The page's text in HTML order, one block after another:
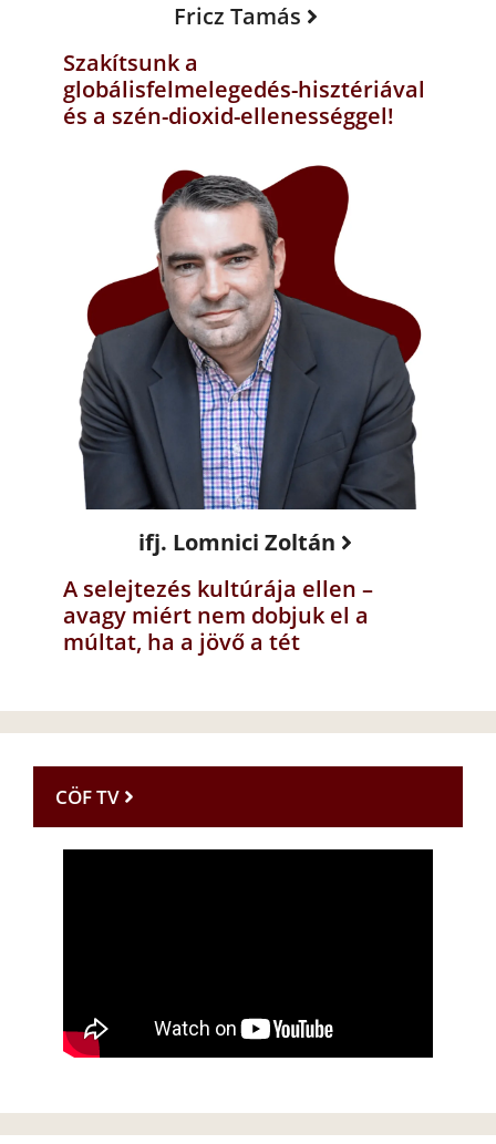
Fricz Tamás
Szakítsunk a
globálisfelmelegedés-hisztériával
és a szén-dioxid-ellenességgel!
ifj. Lomnici Zoltán
A selejtezés kultúrája ellen –
avagy miért nem dobjuk el a
múltat, ha a jövő a tét
CÖF TV